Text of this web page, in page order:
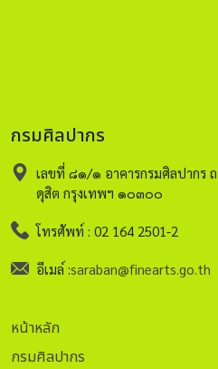
กรมศิลปากร
เลขที่ ๘๑/๑ อาคารกรมศิลปากร
ดุสิต กรุงเทพฯ ๑๐๓๐๐
โทรศัพท์ : 02 164 2501-2
อีเมล์ :saraban@finearts.go.th
หน้าหลัก
กรมศิลปากร